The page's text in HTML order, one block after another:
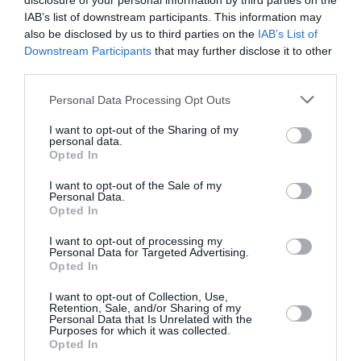
IAB’s list of downstream participants. This information may
also be disclosed by us to third parties on the IAB’s List of
Downstream Participants that may further disclose it to other
Personal Data Processing Opt Outs
I want to opt-out of the Sharing of my
personal data.
Opted In
I want to opt-out of the Sale of my
Personal Data.
Opted In
I want to opt-out of processing my
Personal Data for Targeted Advertising.
Opted In
I want to opt-out of Collection, Use,
Retention, Sale, and/or Sharing of my
Personal Data that Is Unrelated with the
Purposes for which it was collected.
Opted In
Ακολουθήστε το Culturenow.gr
Αυτοβιογραφία
ενός πτώματος: Μια
συλλογή
διηγημάτων του
Αντόνιο Πόρτσια –
Φωνές: Ένα βιβλίο
ως εσωτερικός